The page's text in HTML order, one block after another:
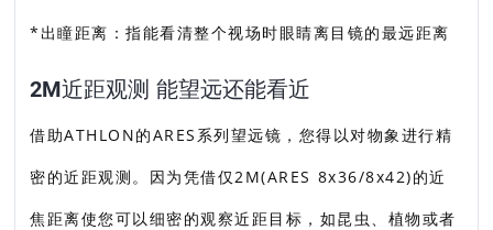
*出瞳距离：指能看清整个视场时眼睛离目镜的最远距离
2M近距观测 能望远还能看近
借助ATHLON的ARES系列望远镜，您得以对物象进行精
密的近距观测。因为凭借仅2M(ARES 8x36/8x42)的近
焦距离使您可以细密的观察近距目标，如昆虫、植物或者